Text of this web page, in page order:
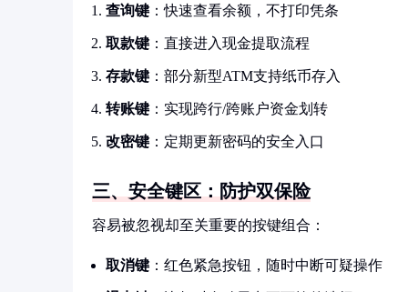
查询键 ：快速查看余额，不打印凭条
取款键 ：直接进入现金提取流程
存款键 ：部分新型ATM支持纸币存入
转账键 ：实现跨行/跨账户资金划转
改密键 ：定期更新密码的安全入口
三、安全键区：防护双保险
容易被忽视却至关重要的按键组合：
取消键 ：红色紧急按钮，随时中断可疑操作